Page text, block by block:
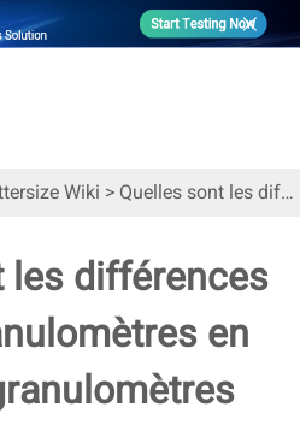
Wiki > Quelles sont les différences entre les granulomètres en ligne et les granulomètres de laboratoire ?
les différences
en